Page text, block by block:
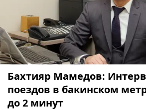
Бахтияр Мамедов:
поездов в бакинском
до 2 минут